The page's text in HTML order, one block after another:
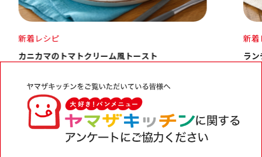
新着レシピ
ランチパック とろ～りピーナッツのハムチーズサンド
新
た